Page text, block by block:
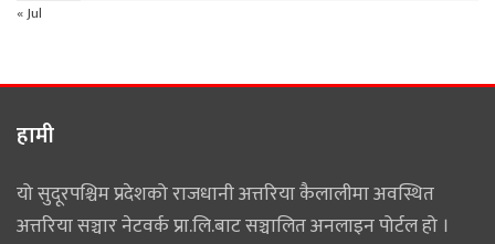
« Jul
हामी
यो सुदूरपश्चिम प्रदेशको राजधानी अत्तरिया कैलालीमा अवस्थित
अत्तरिया सञ्चार नेटवर्क प्रा.लि.बाट सञ्चालित अनलाइन पोर्टल हो ।